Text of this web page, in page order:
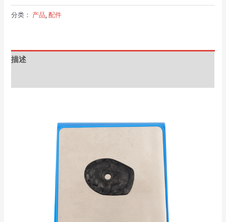
分类： 产品 ,配件
描述